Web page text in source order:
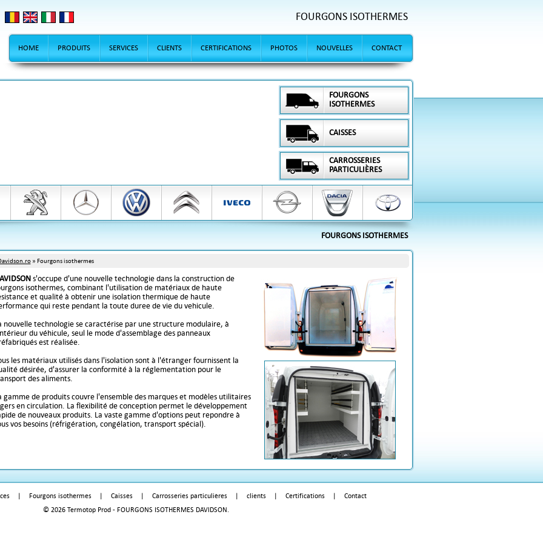
FOURGONS ISOTHERMES
HOME PRODUITS SERVICES CLIENTS CERTIFICATIONS PHOTOS NOUVELLES CONTACT
FOURGONS
ISOTHERMES
CAISSES
CARROSSERIES
PARTICULIÈRES
FOURGONS ISOTHERMES
» Fourgons isothermes
s'occupe d'une nouvelle technologie dans la construction de
isothermes, combinant l'utilisation de matériaux de haute
et qualité à obtenir une isolation thermique de haute
qui reste pendant la toute duree de vie du vehicule.
nouvelle technologie se caractérise par une structure modulaire, à
du véhicule, seul le mode d'assemblage des panneaux
est réalisée.
les matériaux utilisés dans l'isolation sont à l'étranger fournissent la
désirée, d'assurer la conformité à la réglementation pour le
des aliments.
gamme de produits couvre l'ensemble des marques et modèles utilitaires
en circulation. La flexibilité de conception permet le développement
de nouveaux produits. La vaste gamme d'options peut repondre à
vos besoins (réfrigération, congélation, transport spécial).
| Fourgons isothermes | Caisses | Carrosseries particulières | clients | Certifications |
Contact
© 2026 Termotop Prod - FOURGONS ISOTHERMES DAVIDSON.